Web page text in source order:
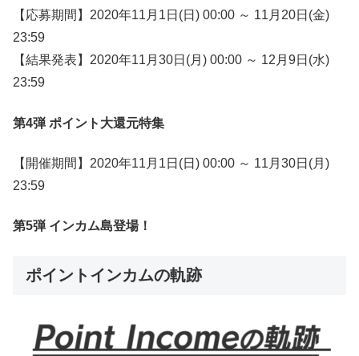
【応募期間】2020年11月1日(日) 00:00 ～ 11月20日(金)
23:59
【結果発表】2020年11月30日(月) 00:00 ～ 12月9日(水)
23:59
第4弾 ポイント大還元特集
【開催期間】2020年11月1日(日) 00:00 ～ 11月30日(月)
23:59
第5弾 インカム島登場！
ポイントインカムの軌跡